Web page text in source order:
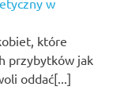
w
które
przybytków jak
oddać[...]